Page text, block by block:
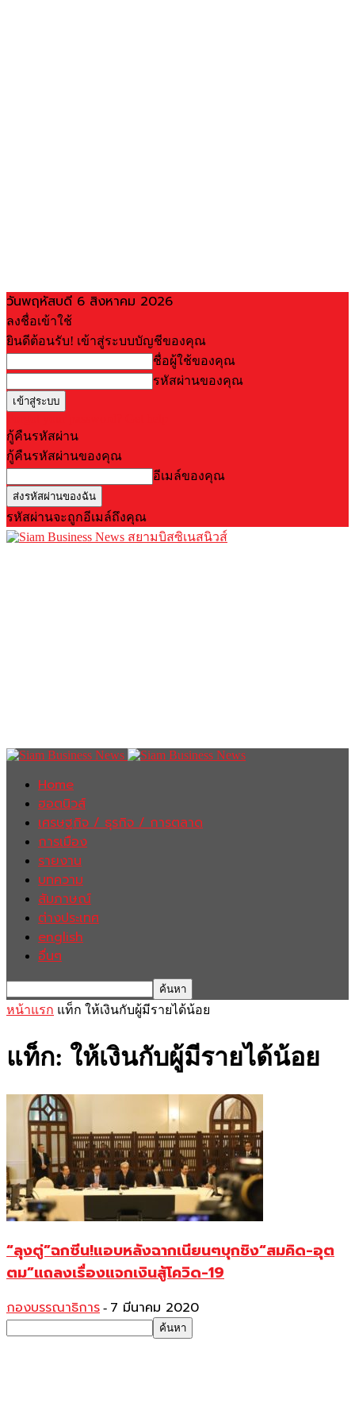
วันพฤหัสบดี 6 สิงหาคม 2026
ลงชื่อเข้าใช้
ยินดีต้อนรับ! เข้าสู่ระบบบัญชีของคุณ
ชื่อผู้ใช้ของคุณ
รหัสผ่านของคุณ
กู้คืนรหัสผ่าน
กู้คืนรหัสผ่านของคุณ
อีเมล์ของคุณ
รหัสผ่านจะถูกอีเมล์ถึงคุณ
สยามบิสซิเนสนิวส์
Home
ฮอตนิวส์
เศรษฐกิจ / ธุรกิจ / การตลาด
การเมือง
รายงาน
บทความ
สัมภาษณ์
ต่างประเทศ
english
อื่นๆ
หน้าแรก แท็ก ให้เงินกับผู้มีรายได้น้อย
แท็ก: ให้เงินกับผู้มีรายได้น้อย
“ลุงตู่”ฉกซีน!แอบหลังฉากเนียนๆบุกชิง“สมคิด-อุต
ตม”แถลงเรื่องแจกเงินสู้โควิด-19
กองบรรณาธิการ - 7 มีนาคม 2020